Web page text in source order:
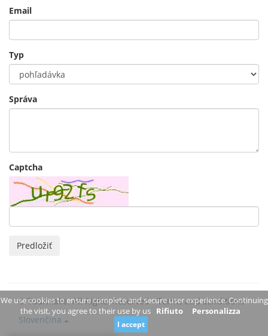
Email
Typ
Správa
Captcha
Predložiť
© Tourmake. All Rights Reserved -Terms and conditions
Slovenčina
We use cookies to ensure complete and secure user experience. Continuing
the visit, you agree to their use by us Rifiuto Personalizza
I accept